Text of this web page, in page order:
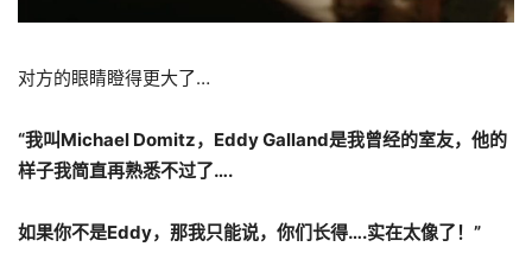
对方的眼睛瞪得更大了…
“我叫Michael Domitz，Eddy Galland是我曾经的室友，他的
样子我简直再熟悉不过了….
如果你不是Eddy，那我只能说，你们长得….实在太像了！”